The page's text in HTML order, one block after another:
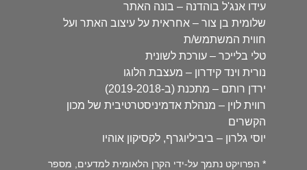
עידו אנג'ל בוהדנה – בונה האתר
שלומית בן צור – אחראית על עיצוב האתר ועל
חווית המשתמש/ת
טלי בלייכר – עורכת לשונית
נורית וינד קידרון – מעצבת הלוגו
ירדן רותם – מתכנת (ב-2019-2018)
רווית לוין – מנהלת אדמיניסטרטיבית של מכון
הקשרים
יוסי גלרון – ביביליוגרף, לקסיקון אוהיו
* הפרויקט נתמך על-ידי הקרן הלאומית למדעים, מספר